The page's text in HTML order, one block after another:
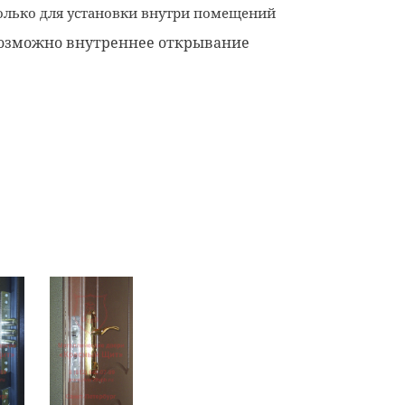
для установки внутри помещений
внутреннее открывание